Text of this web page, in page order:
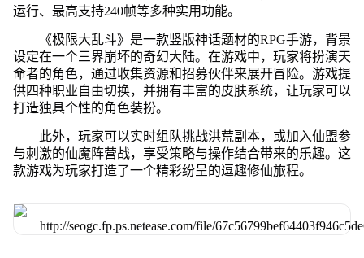
运行、最高支持240帧等多种实用功能。
《极限大乱斗》是一款竖版神话题材的RPG手游，背景
设定在一个三界崩坏的奇幻大陆。在游戏中，玩家将扮演天
命者的角色，通过收集资源和招募伙伴来展开冒险。游戏提
供四种职业自由切换，并拥有丰富的皮肤系统，让玩家可以
打造独具个性的角色装扮。
此外，玩家可以实时组队挑战洪荒副本，或加入仙盟参
与刺激的仙魔阵营战，享受策略与操作结合带来的乐趣。这
款游戏为玩家打造了一个精彩纷呈的逗趣修仙旅程。